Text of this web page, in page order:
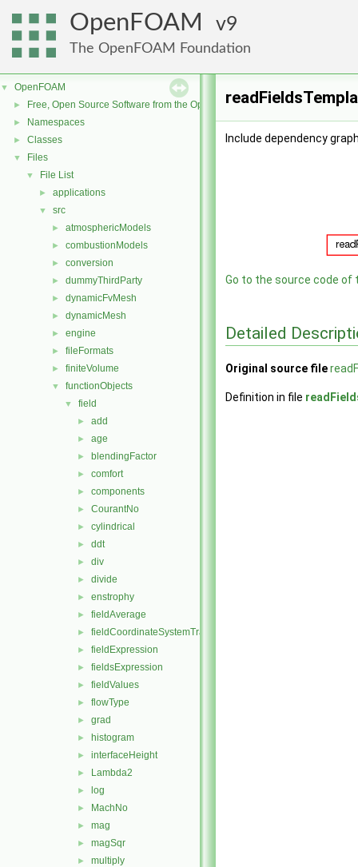
OpenFOAM 9
The OpenFOAM Foundation
▼ OpenFOAM
► Free, Open Source Software from the OpenFOAM Foundation
► Namespaces
► Classes
▼ Files
▼ File List
► applications
▼ src
► atmosphericModels
► combustionModels
► conversion
► dummyThirdParty
► dynamicFvMesh
► dynamicMesh
► engine
► fileFormats
► finiteVolume
▼ functionObjects
▼ field
► add
► age
► blendingFactor
► comfort
► components
► CourantNo
► cylindrical
► ddt
► div
► divide
► enstrophy
► fieldAverage
► fieldCoordinateSystemTransform
► fieldExpression
► fieldsExpression
► fieldValues
► flowType
► grad
► histogram
► interfaceHeight
► Lambda2
► log
► MachNo
► mag
► magSqr
► multiply
Include dependency
Go to the source code of
Detailed
Original source file
Definition in file